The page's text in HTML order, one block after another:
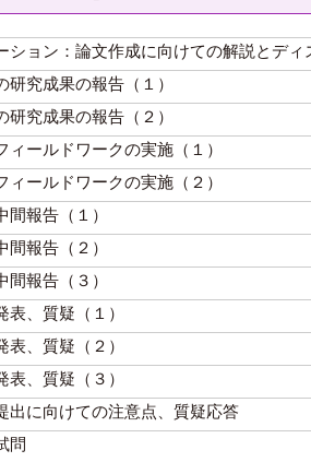
ション：論文作成に向けての解説とディ
研究成果の報告（１）
研究成果の報告（２）
ィールドワークの実施（１）
ィールドワークの実施（２）
間報告（１）
間報告（２）
間報告（３）
表、質疑（１）
表、質疑（２）
表、質疑（３）
出に向けての注意点、質疑応答
問